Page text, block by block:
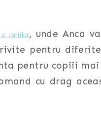
a cartilor, unde Anca
pentru
pentru copiii
cu drag